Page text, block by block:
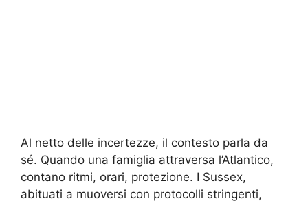
Al netto delle incertezze, il contesto parla da
sé. Quando una famiglia attraversa l’Atlantico,
contano ritmi, orari, protezione. I Sussex,
abituati a muoversi con protocolli stringenti,